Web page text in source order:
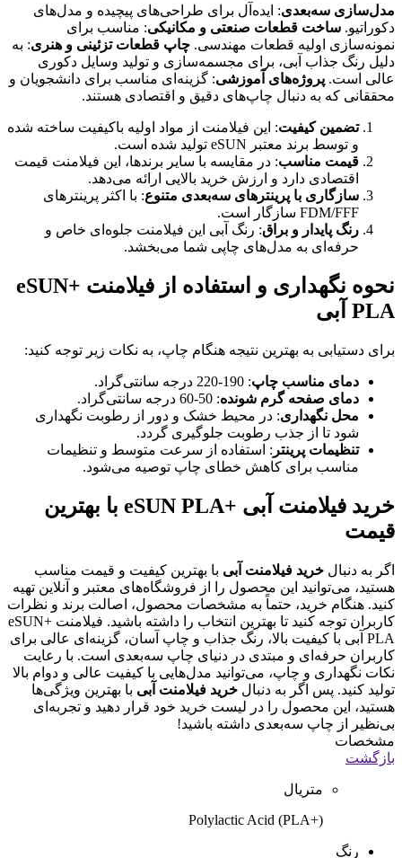
مدل‌سازی سه‌بعدی: ایده‌آل برای طراحی‌های پیچیده و مدل‌های
دکوراتیو. ساخت قطعات صنعتی و مکانیکی: مناسب برای
نمونه‌سازی اولیه قطعات مهندسی. چاپ قطعات تزئینی و هنری: به
دلیل رنگ جذاب آبی، برای مجسمه‌سازی و تولید وسایل دکوری
عالی است. پروژه‌های آموزشی: گزینه‌ای مناسب برای دانشجویان و
محققانی که به دنبال چاپ‌های دقیق و اقتصادی هستند.
تضمین کیفیت: این فیلامنت از مواد اولیه باکیفیت ساخته شده
و توسط برند معتبر eSUN تولید شده است.
قیمت مناسب: در مقایسه با سایر برندها، این فیلامنت قیمت
اقتصادی دارد و ارزش خرید بالایی ارائه می‌دهد.
سازگاری با پرینترهای سه‌بعدی متنوع: با اکثر پرینترهای
FDM/FFF سازگار است.
رنگ پایدار و براق: رنگ آبی این فیلامنت جلوه‌ای خاص و
حرفه‌ای به مدل‌های چاپی شما می‌بخشد.
نحوه نگهداری و استفاده از فیلامنت +eSUN
PLA آبی
برای دستیابی به بهترین نتیجه هنگام چاپ، به نکات زیر توجه کنید:
دمای مناسب چاپ: 190-220 درجه سانتی‌گراد.
دمای صفحه گرم شونده: 50-60 درجه سانتی‌گراد.
محل نگهداری: در محیط خشک و دور از رطوبت نگهداری
شود تا از جذب رطوبت جلوگیری گردد.
تنظیمات پرینتر : استفاده از سرعت متوسط و تنظیمات
مناسب برای کاهش خطای چاپ توصیه می‌شود.
خرید فیلامنت آبی +eSUN PLA با بهترین
قیمت
اگر به دنبال خرید فیلامنت آبی با بهترین کیفیت و قیمت مناسب
هستید، می‌توانید این محصول را از فروشگاه‌های معتبر و آنلاین تهیه
کنید. هنگام خرید، حتماً به مشخصات محصول، اصالت برند و نظرات
کاربران توجه کنید تا بهترین انتخاب را داشته باشید. فیلامنت +eSUN
PLA آبی با کیفیت بالا، رنگ جذاب و چاپ آسان، گزینه‌ای عالی برای
کاربران حرفه‌ای و مبتدی در دنیای چاپ سه‌بعدی است. با رعایت
نکات نگهداری و چاپ، می‌توانید مدل‌هایی با کیفیت عالی و دوام بالا
تولید کنید. پس اگر به دنبال خرید فیلامنت آبی با بهترین ویژگی‌ها
هستید، این محصول را در لیست خرید خود قرار دهید و تجربه‌ای
بی‌نظیر از چاپ سه‌بعدی داشته باشید!
مشخصات
بازگشت
متریال
(+PLA) Polylactic Acid
رنگ